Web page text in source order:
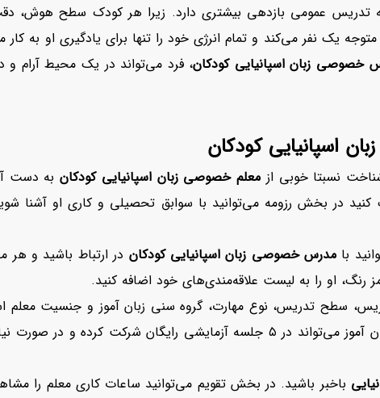
تدریس عمومی بازدهی بیشتری دارد. زیرا هر کودک سطح هوش،
متوجه یک نفر می‌کند و تمام انرژی خود را تنها برای یادگیری او به
خصوصی زبان اسپانیایی کودکان، فرد می‌تواند در یک محیط آرام و
اسپانیایی کودکان
نسبتا خوبی از معلم خصوصی زبان اسپانیایی کودکان به دست
کنید در بخش رزومه می‌توانید با سوابق تحصیلی و کاری او آشنا
با مدرس خصوصی زبان اسپانیایی کودکان در ارتباط باشید و هر
رنگ، او را به لیست علاقه‌مندی‌های خود اضافه کنید.
سطح تدریس، نوع مهارت، گروه سنی زبان آموز و جنسیت معلم
هیچ هزینه‌ای برگزار می‌شود نادیده نگیرید. در واقع هر زبان آموز می‌تواند در
باخبر باشید. در بخش تقویم می‌توانید ساعات کاری معلم را
افزایش اعتبار